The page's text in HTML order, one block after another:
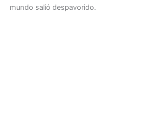
mundo salió despavorido.